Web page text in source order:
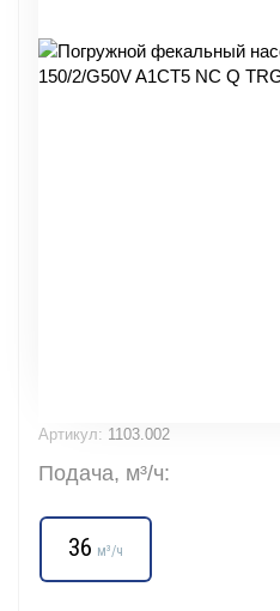
Артикул: 1103.002
Подача, м³/ч:
36 м³/ч